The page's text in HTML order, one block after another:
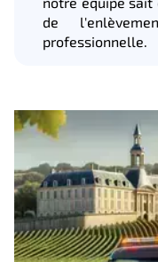
de
professionnelle.